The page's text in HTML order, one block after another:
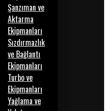
Şanzıman ve
Aktarma
Ekipmanları
Sızdırmazlık
ve Bağlantı
Ekipmanları
Turbo ve
Ekipmanları
Yağlama ve